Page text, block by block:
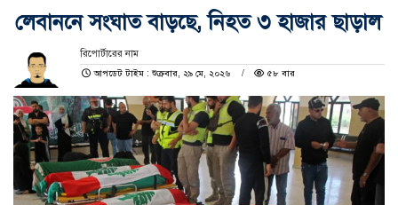
লেবাননে সংঘাত বাড়ছে, নিহত ৩ হাজার ছাড়াল
রিপোর্টারের নাম
আপডেট টাইম : শুক্রবার, ২৯ মে, ২০২৬
৫৮ বার